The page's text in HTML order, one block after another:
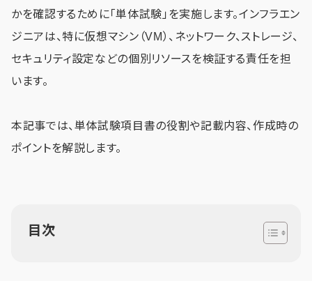
かを確認するために「単体試験」を実施します。インフラエン
ジニアは、特に仮想マシン（VM）、ネットワーク、ストレージ、
セキュリティ設定などの個別リソースを検証する責任を担
います。
本記事では、単体試験項目書の役割や記載内容、作成時の
ポイントを解説します。
目次